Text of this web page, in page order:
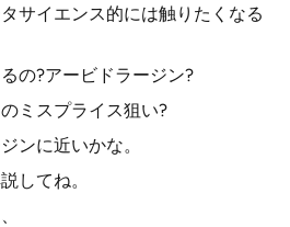
サイエンス的には触りたくなる
の?アービドラージン?
ミスプライス狙い?
ンに近いかな。
してね。